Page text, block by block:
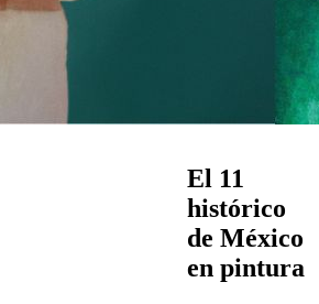
El 11
histórico
de México
en pintura